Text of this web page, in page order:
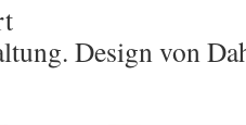
Design von